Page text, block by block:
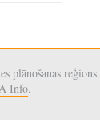
plānošanas reģions.
Info.